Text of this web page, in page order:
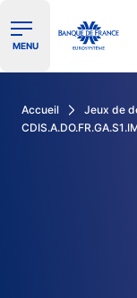
Ouvrir le menu
MENU
Accueil Jeux de